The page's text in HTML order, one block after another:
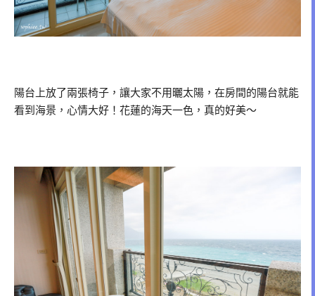
陽台上放了兩張椅子，讓大家不用曬太陽，在房間的陽台就能
看到海景，心情大好！花蓮的海天一色，真的好美～